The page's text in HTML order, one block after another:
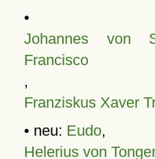
•
Johannes von
Francisco
,
Franziskus Xaver
• neu: Eudo,
Helerius von